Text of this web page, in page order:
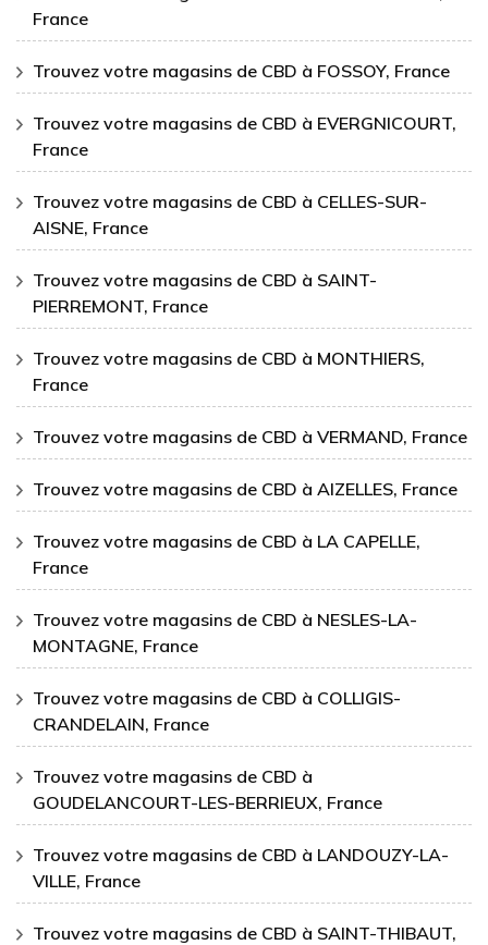
France
Trouvez votre magasins de CBD à FOSSOY, France
Trouvez votre magasins de CBD à EVERGNICOURT,
France
Trouvez votre magasins de CBD à CELLES-SUR-
AISNE, France
Trouvez votre magasins de CBD à SAINT-
PIERREMONT, France
Trouvez votre magasins de CBD à MONTHIERS,
France
Trouvez votre magasins de CBD à VERMAND, France
Trouvez votre magasins de CBD à AIZELLES, France
Trouvez votre magasins de CBD à LA CAPELLE,
France
Trouvez votre magasins de CBD à NESLES-LA-
MONTAGNE, France
Trouvez votre magasins de CBD à COLLIGIS-
CRANDELAIN, France
Trouvez votre magasins de CBD à
GOUDELANCOURT-LES-BERRIEUX, France
Trouvez votre magasins de CBD à LANDOUZY-LA-
VILLE, France
Trouvez votre magasins de CBD à SAINT-THIBAUT,